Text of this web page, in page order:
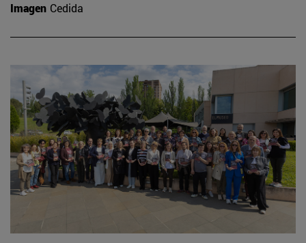
Imagen Cedida